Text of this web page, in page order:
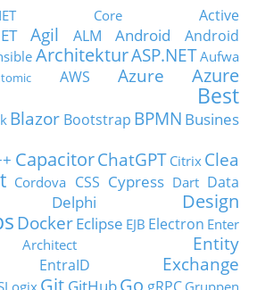
Core
Active
Agil ALM Android
Android
ArchitekturASP.NETAufwa
AWS Azure
Azure
Best
Blazor Bootstrap BPMN Busines
CapacitorChatGPT Citrix Clea
Cordova CSS Cypress Dart Data
Delphi
Design
DockerEclipse EJB Electron Enter
Entity
EntraID
Exchange